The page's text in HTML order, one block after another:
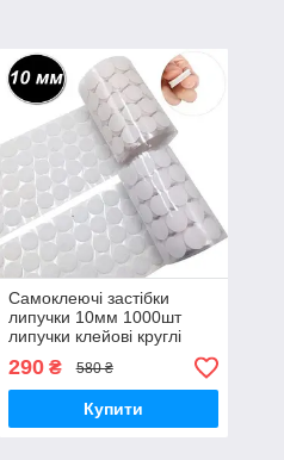
Самоклеючі застібки
липучки 10мм 1000шт
липучки клейові круглі
липучки для виробів
290₴ 580 ₴
Купити